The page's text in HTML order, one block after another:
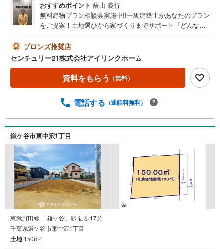
おすすめポイント 蔭山 義行
無料建物プラン相談会実施中!!一級建築士があなたのプラン
をご提案！土地選びから家づくりまでサポート『どんな家
ら【アイリンクホーム】にお任せください～資料請求のみ
大歓迎！ご案内も即日ご対応可能●建築条件無し！更地渡
し・敷地面積33.96坪☆●京成松戸線『二和向台』駅徒歩22
分●小学校,幼稚園,保育園徒歩8分内●スーパー,ドラッグス
トア徒歩15分前後新婚新生活支援事業キャンペーン！対象
ツアー開催中!!□■□（※事前に必ずお問い合わせくださいま
ス （90分～）・まずは住宅ローン相談から （30分
～）【資料請求無料、お電話でのお問い合わせ無料】お日
にち:時間帯のご指定が可能です!!平日やお仕事前・後のご
内覧もお待ちしております!!ご希望の日程、お時間をお知ら
せください。
ブロンズ推奨店
センチュリー21株式会社アイリンクホーム
資料をもらう （無料）
電話する （通話料無料）
鎌ケ谷市東中沢1丁目
東武野田線 「鎌ケ谷」駅 徒歩17分
千葉県鎌ケ谷市東中沢1丁目
土地150m2